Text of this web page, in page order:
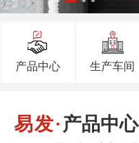
产品中心 生产车间
产品中心